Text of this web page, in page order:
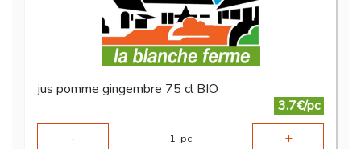
jus pomme gingembre 75 cl BIO
3.7€/pc
-
1 pc +